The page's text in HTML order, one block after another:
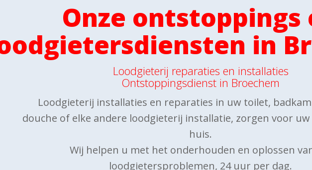
Onze ontstoppings
in
Loodgieterij reparaties en installaties
Ontstoppingsdienst in Broechem
Loodgieterij installaties en reparaties in uw toilet,
douche of elke andere loodgieterij installatie, zorgen voor
huis.
Wij helpen u met het onderhouden en oplossen
loodgietersproblemen, 24 uur per dag.